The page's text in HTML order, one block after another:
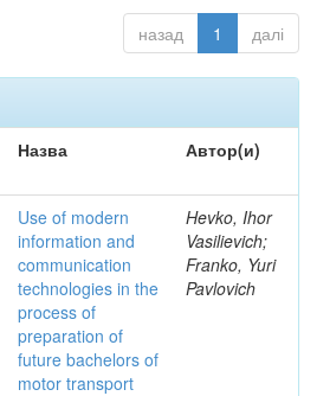
назад 1 далі
Назва Автор(и)
Use of modern
information and
communication
technologies in the
process of
preparation of
future bachelors of
motor transport
Hevko, Ihor
Vasilievich;
Franko, Yuri
Pavlovich